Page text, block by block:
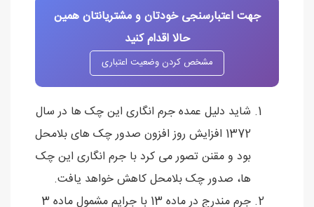
جهت اعتبارسنجی خودتان و مشتریانتان همین
حالا اقدام کنید
مشخص کردن وضعیت اعتباری
شاید دلیل عمده جرم انگاری این چک ها در سال
1372 افزایش روز افزون صدور چک های بلامحل
بود و مقنن تصور می کرد با جرم انگاری این چک
ها، صدور چک بلامحل کاهش خواهد یافت.
جرم مندرج در ماده 13 با جرایم مشمول ماده 3